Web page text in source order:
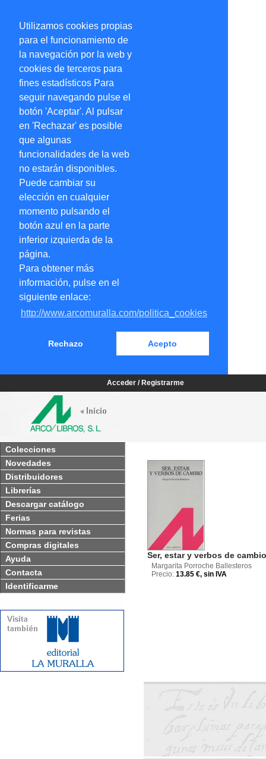
Utilizamos cookies propias
para el funcionamiento de
la navegación por la web y
cookies de terceros para
fines estadísticos Para
seguir navegando pulse el
botón 'Aceptar'. Al pulsar
en 'Rechazar' es posible
que algunas
funcionalidades de la web
no estarán disponibles.
Puede cambiar su
elección en cualquier
momento pulsando el
botón azul en la parte
inferior izquierda de la
página.
Para obtener más
información, pulse en el
siguiente enlace:
http://www.arcomuralla.com/politica_cookies
Rechazo Acepto
Acceder / Registrarme
Colecciones
Novedades
Distribuidores
Librerías
Descargar catálogo
Ferias
Normas para revistas
Compras digitales
Ayuda
Contacta
Identificarme
Ser, estar y verbos de cambio
Margarita Porroche Ballesteros
Precio: 13.85 €, sin IVA